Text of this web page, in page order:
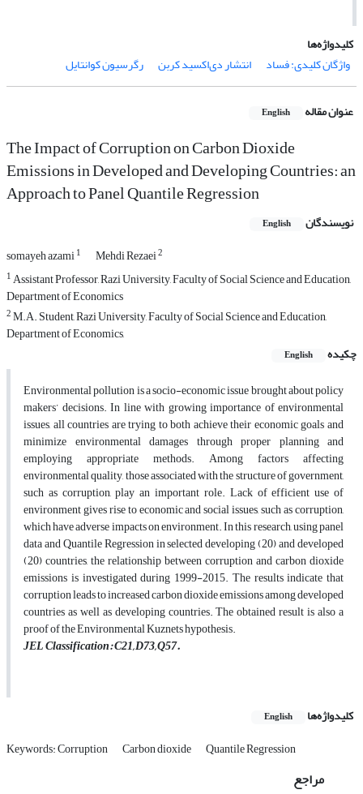
کلیدواژه‌ها
واژگان کلیدی: فساد
انتشار دی‌اکسید کربن رگرسیون کوانتایل
عنوان مقاله English
The Impact of Corruption on Carbon Dioxide
Emissions in Developed and Developing Countries: an
Approach to Panel Quantile Regression
نویسندگان English
somayeh azami1 Mehdi Rezaei2
1Assistant Professor, Razi University, Faculty of Social Science and Education,
Department of Economics
2M.A. Student, Razi University, Faculty of Social Science and Education,
Department of Economics,
چکیده
English
Environmental pollution is a socio-economic issue brought about policy
makers’ decisions. In line with growing importance of environmental
issues, all countries are trying to both achieve their economic goals and
minimize environmental damages through proper planning and
employing appropriate methods. Among factors affecting
environmental quality, those associated with the structure of government,
such as corruption, play an important role. Lack of efficient use of
environment gives rise to economic and social issues, such as corruption,
which have adverse impacts on environment. In this research, using panel
data and Quantile Regression in selected developing (20) and developed
(20) countries, the relationship between corruption and carbon dioxide
emissions is investigated during 1999-2015. The results indicate that
corruption leads to increased carbon dioxide emissions among developed
countries as well as developing countries. The obtained result is also a
proof of the Environmental Kuznets hypothesis.
JEL Classification: C21, D73, Q57.
کلیدواژه‌ها English
Keywords: Corruption Carbon dioxide Quantile Regression
مراجع